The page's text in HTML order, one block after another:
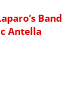
Band
Antella